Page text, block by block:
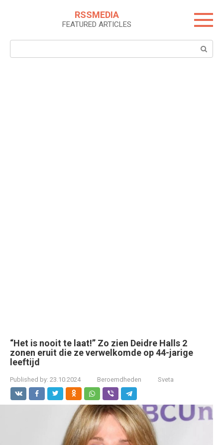
RSSMEDIA
FEATURED ARTICLES
Search:
“Het is nooit te laat!” Zo zien Deidre Halls 2
zonen eruit die ze verwelkomde op 44-jarige
leeftijd
Published by: 23.10.2024 Beroemdheden Sveta